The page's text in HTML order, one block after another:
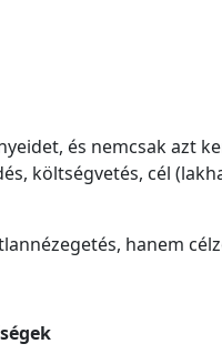
és nemcsak azt
költségvetés, cél
hanem